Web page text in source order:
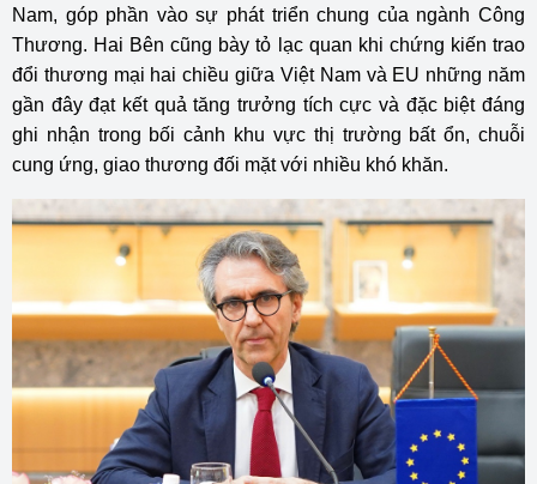
Nam, góp phần vào sự phát triển chung của ngành Công
Thương. Hai Bên cũng bày tỏ lạc quan khi chứng kiến trao
đổi thương mại hai chiều giữa Việt Nam và EU những năm
gần đây đạt kết quả tăng trưởng tích cực và đặc biệt đáng
ghi nhận trong bối cảnh khu vực thị trường bất ổn, chuỗi
cung ứng, giao thương đối mặt với nhiều khó khăn.